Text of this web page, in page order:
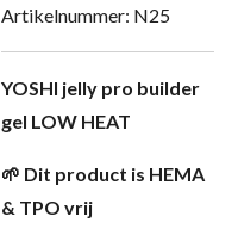
Artikelnummer: N25
YOSHI jelly pro builder
gel LOW HEAT
🌱 Dit product is HEMA
& TPO vrij